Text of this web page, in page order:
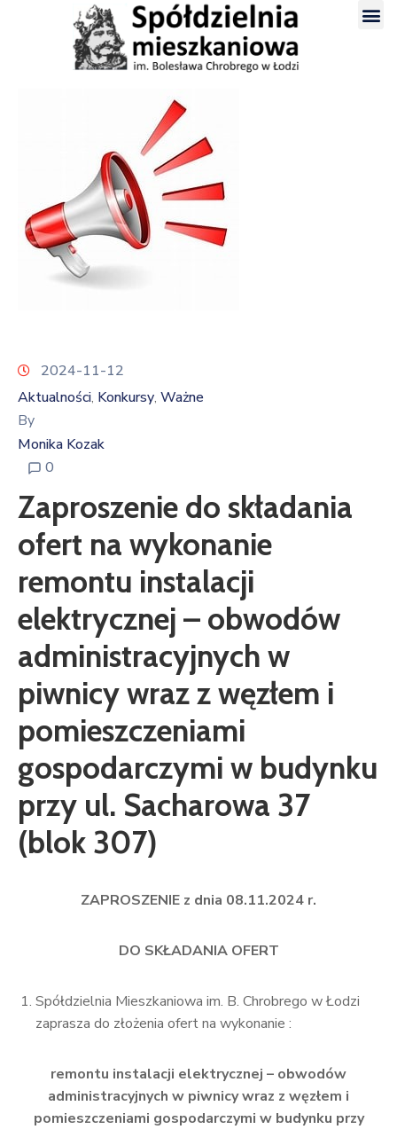
2024-11-12
Aktualności‚ Konkursy‚ Ważne
By
Monika Kozak
0
Zaproszenie do składania
ofert na wykonanie
remontu instalacji
elektrycznej – obwodów
administracyjnych w
piwnicy wraz z węzłem i
pomieszczeniami
gospodarczymi w budynku
przy ul. Sacharowa 37
(blok 307)
ZAPROSZENIE z dnia 08.11.2024 r.
DO SKŁADANIA OFERT
Spółdzielnia Mieszkaniowa im. B. Chrobrego w Łodzi
zaprasza do złożenia ofert na wykonanie :
remontu instalacji elektrycznej – obwodów
administracyjnych w piwnicywraz z węzłem i
pomieszczeniami gospodarczymi w budynku przy